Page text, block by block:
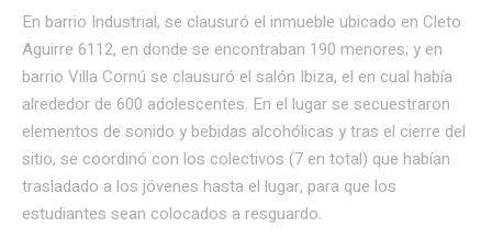
En barrio Industrial, se clausuró el inmueble ubicado en Cleto
Aguirre 6112, en donde se encontraban 190 menores; y en
barrio Villa Cornú se clausuró el salón Ibiza, el en cual había
alrededor de 600 adolescentes. En el lugar se secuestraron
elementos de sonido y bebidas alcohólicas y tras el cierre del
sitio, se coordinó con los colectivos (7 en total) que habían
trasladado a los jóvenes hasta el lugar, para que los
estudiantes sean colocados a resguardo.